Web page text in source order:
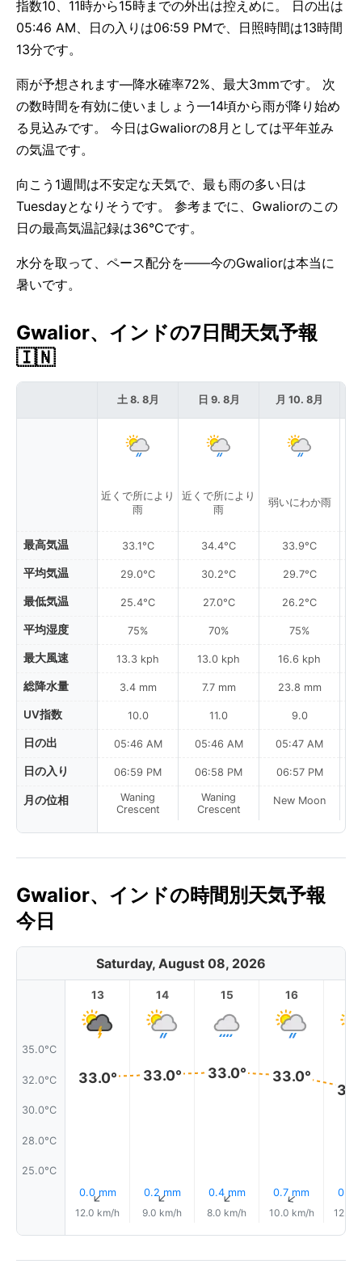
指数10、11時から15時までの外出は控えめに。 日の出は
05:46 AM、日の入りは06:59 PMで、日照時間は13時間
13分です。
雨が予想されます—降水確率72%、最大3mmです。 次
の数時間を有効に使いましょう—14頃から雨が降り始め
る見込みです。 今日はGwaliorの8月としては平年並み
の気温です。
向こう1週間は不安定な天気で、最も雨の多い日は
Tuesdayとなりそうです。 参考までに、Gwaliorのこの
日の最高気温記録は36°Cです。
水分を取って、ペース配分を——今のGwaliorは本当に
暑いです。
Gwalior、インドの7日間天気予報
🇮🇳
最高気温
平均気温
最低気温
平均湿度
最大風速
総降水量
UV指数
日の出
日の入り
月の位相
土 8. 8月
近くで所により
雨
33.1°C
29.0°C
25.4°C
75%
13.3 kph
3.4 mm
10.0
05:46 AM
06:59 PM
Waning
Crescent
日 9. 8月
近くで所により
雨
34.4°C
30.2°C
27.0°C
70%
13.0 kph
7.7 mm
11.0
05:46 AM
06:58 PM
Waning
Crescent
月 10. 8月
弱いにわか雨
33.9°C
29.7°C
26.2°C
75%
16.6 kph
23.8 mm
9.0
05:47 AM
06:57 PM
New Moon
Gwalior、インドの時間別天気予報
今日
Saturday, August 08, 2026
35.0°C
32.0°C
30.0°C
28.0°C
25.0°C
13
33.0°
0.0 mm
↑
12.0 km/h
14
33.0°
0.2 mm
↑
9.0 km/h
15
33.0°
0.4 mm
↑
8.0 km/h
16
33.0°
0.7 mm
↑
10.0 km/h
0.6
12.0